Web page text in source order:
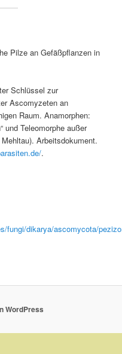
Pilze an Gefäßpflanzen in
Schlüssel zur
Ascomyzeten an
Raum. Anamorphen:
und Teleomorphe außer
Arbeitsdokument.
.
fungi/dikarya/ascomycota/
WordPress